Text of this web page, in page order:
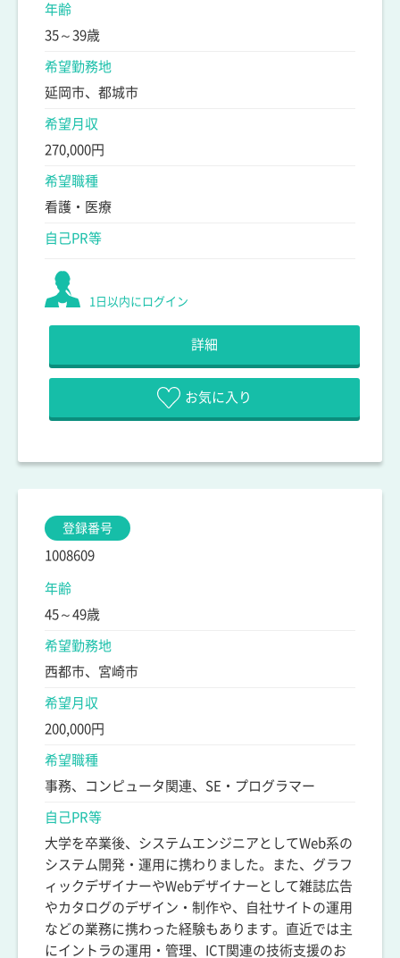
年齢
35～39歳
希望勤務地
延岡市、都城市
希望月収
270,000円
希望職種
看護・医療
自己PR等
1日以内にログイン
詳細
お気に入り
登録番号
1008609
年齢
45～49歳
希望勤務地
西都市、宮崎市
希望月収
200,000円
希望職種
事務、コンピュータ関連、SE・プログラマー
自己PR等
大学を卒業後、システムエンジニアとしてWeb系の
システム開発・運用に携わりました。また、グラフ
ィックデザイナーやWebデザイナーとして雑誌広告
やカタログのデザイン・制作や、自社サイトの運用
などの業務に携わった経験もあります。直近では主
にイントラの運用・管理、ICT関連の技術支援のお